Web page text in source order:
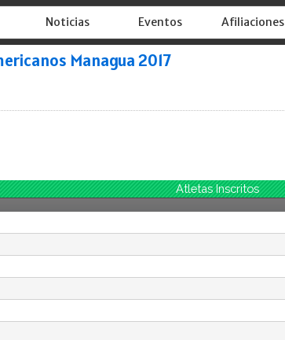
Noticias Eventos Afiliaciones
Managua 2017
Atletas Inscritos